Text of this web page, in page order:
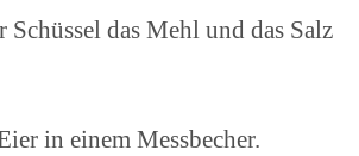
Schüssel das Mehl und das Salz
in einem Messbecher.